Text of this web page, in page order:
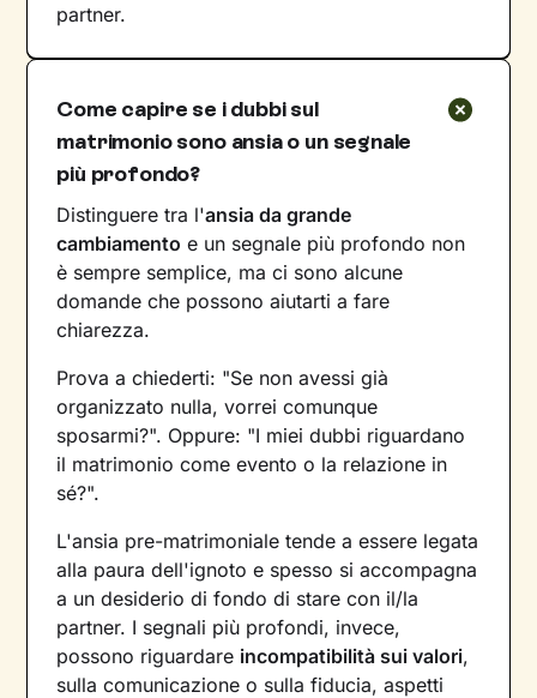
partner.
Come capire se i dubbi sul
matrimonio sono ansia o un segnale
più profondo?
Distinguere tra l'ansia da grande
cambiamento e un segnale più profondo non
è sempre semplice, ma ci sono alcune
domande che possono aiutarti a fare
chiarezza.
Prova a chiederti: "Se non avessi già
organizzato nulla, vorrei comunque
sposarmi?". Oppure: "I miei dubbi riguardano
il matrimonio come evento o la relazione in
sé?".
L'ansia pre-matrimoniale tende a essere legata
alla paura dell'ignoto e spesso si accompagna
a un desiderio di fondo di stare con il/la
partner. I segnali più profondi, invece,
possono riguardare incompatibilità sui valori,
sulla comunicazione o sulla fiducia, aspetti